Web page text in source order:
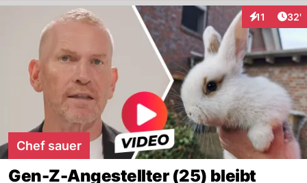
11
Interaktionen
32'
Chef sauer
Gen-Z-Angestellter (25) bleibt